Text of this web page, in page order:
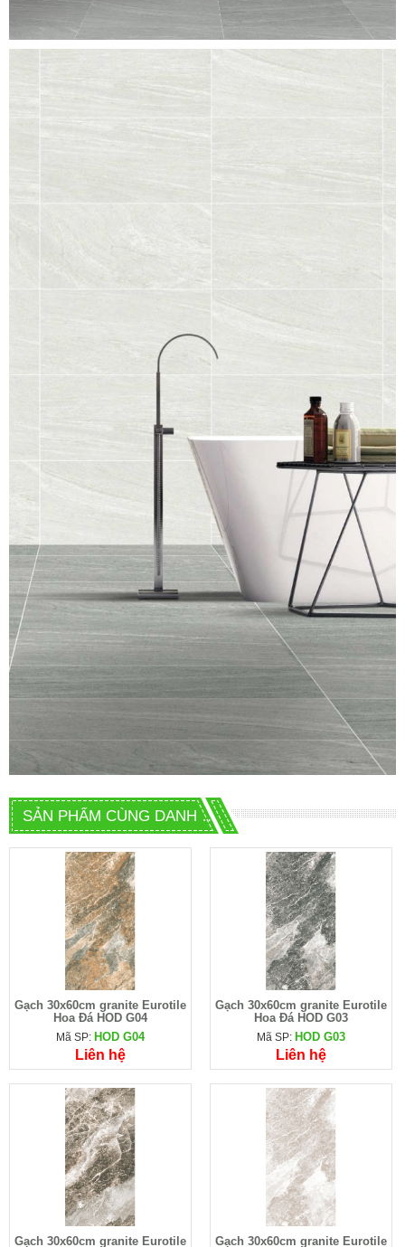
SẢN PHẨM CÙNG DANH MỤC
Gạch 30x60cm granite Eurotile
Hoa Đá HOD G04
Mã SP: HOD G04
Liên hệ
Gạch 30x60cm granite Eurotile
Hoa Đá HOD G03
Mã SP: HOD G03
Liên hệ
Gạch 30x60cm granite Eurotile Gạch 30x60cm granite Eurotile